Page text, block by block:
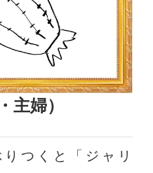
主婦）
つくと「ジャリ